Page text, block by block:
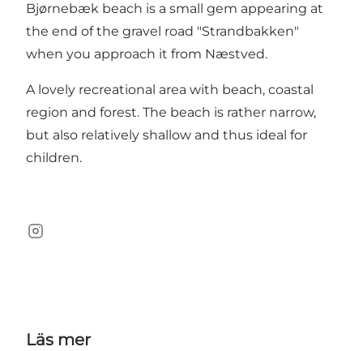
Bjørnebæk beach is a small gem appearing at
the end of the gravel road "Strandbakken"
when you approach it from Næstved.
A lovely recreational area with beach, coastal
region and forest. The beach is rather narrow,
but also relatively shallow and thus ideal for
children.
Instagram
Läs mer